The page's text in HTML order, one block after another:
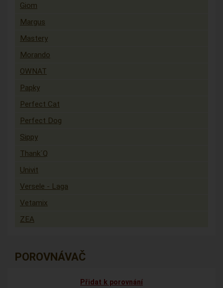
Giom
Margus
Mastery
Morando
OWNAT
Papky
Perfect Cat
Perfect Dog
Sippy
Thank´Q
Univit
Versele - Laga
Vetamix
ZEA
POROVNÁVAČ
Přidat k porovnání